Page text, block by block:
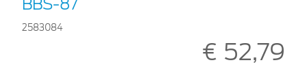
BBS-87
2583084
€ 52,79